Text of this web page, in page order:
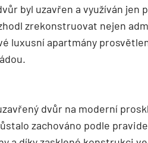
byl uzavřen a využíván jen
zrekonstruovat nejen
luxusní apartmány
dvůr na moderní
zachováno podle